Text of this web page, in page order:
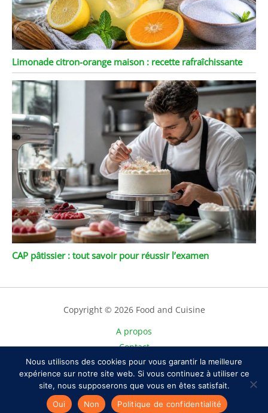
Limonade citron-orange maison : recette rafraîchissante
CAP pâtissier : tout savoir pour réussir l’examen
Copyright © 2026 Food and Cuisine
A propos
Contact
Plan du site
Mentions légales
Politique de confidentialité
Nous utilisons des cookies pour vous garantir la meilleure
expérience sur notre site web. Si vous continuez à utiliser ce
site, nous supposerons que vous en êtes satisfait.
Oui
Non Politique de confidentialité